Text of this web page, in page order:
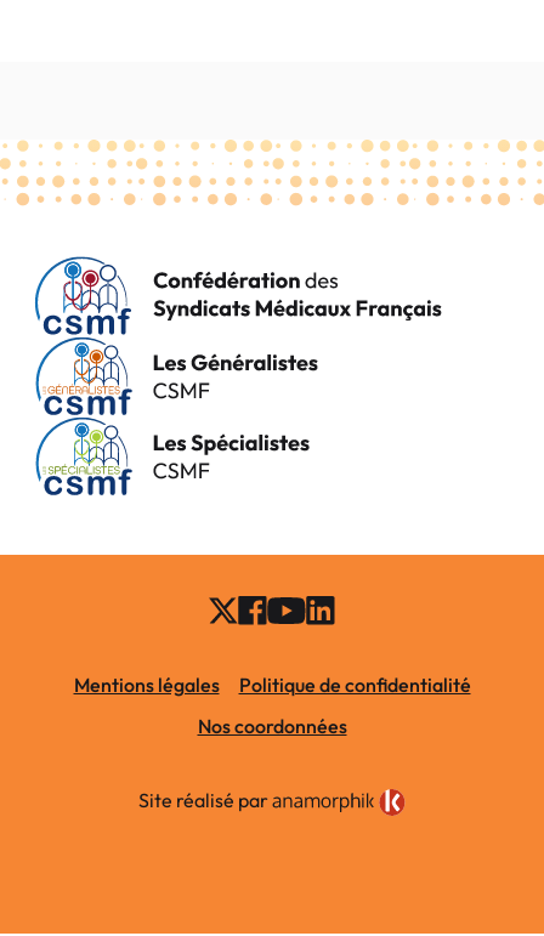
Mentions légales
Politique de confidentialité
Nos coordonnées
Site réalisé par